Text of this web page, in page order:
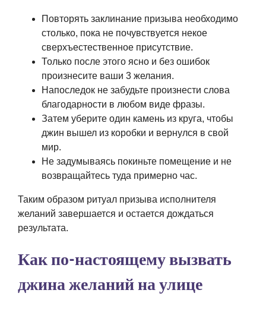
Повторять заклинание призыва необходимо
столько, пока не почувствуется некое
сверхъестественное присутствие.
Только после этого ясно и без ошибок
произнесите ваши 3 желания.
Напоследок не забудьте произнести слова
благодарности в любом виде фразы.
Затем уберите один камень из круга, чтобы
джин вышел из коробки и вернулся в свой
мир.
Не задумываясь покиньте помещение и не
возвращайтесь туда примерно час.
Таким образом ритуал призыва исполнителя
желаний завершается и остается дождаться
результата.
Как по-настоящему вызвать
джина желаний на улице